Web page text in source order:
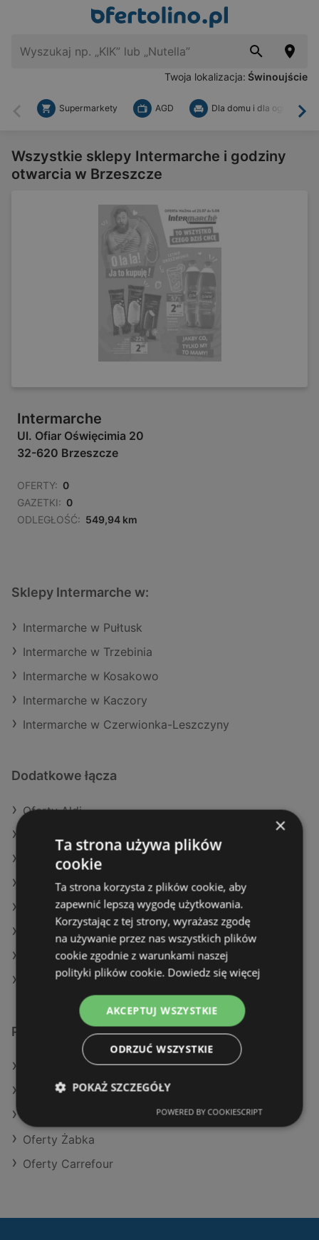
Twoja lokalizacja: Świnoujście
Wstecz
Supermarkety AGD Dla domu i dla ogrodu
Wszystkie sklepy Intermarche i godziny
otwarcia w Brzeszcze
Intermarche
Ul. Ofiar Oświęcimia 20
32-620 Brzeszcze
OFERTY: 0
GAZETKI: 0
ODLEGŁOŚĆ: 549,94 km
Sklepy Intermarche w:
Intermarche w Pułtusk
Intermarche w Trzebinia
Intermarche w Kosakowo
Intermarche w Kaczory
Intermarche w Czerwionka-Leszczyny
Dodatkowe łącza
Oferty Aldi
Aktualne gazetki Netto
Aktualne gazetki Biedronka
Aktualne gazetki Selgros
Aktualne gazetki POLOmarket
Aktualne gazetki Eurocash
Sklepy Intermarche w Police
Podobne sklepy detaliczne
Oferty POLOmarket
Oferty Makro
Oferty Żabka
Oferty Carrefour
×
Ta strona używa plików
cookie
Ta strona korzysta z plików cookie, aby
zapewnić lepszą wygodę użytkowania.
Korzystając z tej strony, wyrażasz zgodę
na używanie przez nas wszystkich plików
cookie zgodnie z warunkami naszej
polityki plików cookie. Dowiedz się więcej
AKCEPTUJ WSZYSTKIE
ODRZUĆ WSZYSTKIE
POKAŻ SZCZEGÓŁY
POWERED BY COOKIESCRIPT